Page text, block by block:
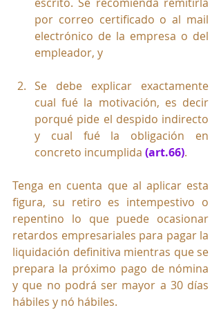
por correo certificado o al mail
electrónico de la empresa o del
empleador, y
Se debe explicar exactamente
cual fué la motivación, es decir
porqué pide el despido indirecto
y cual fué la obligación en
concreto incumplida (art.66).
Tenga en cuenta que al aplicar esta
figura, su retiro es intempestivo o
repentino lo que puede ocasionar
retardos empresariales para pagar la
liquidación definitiva mientras que se
prepara la próximo pago de nómina
y que no podrá ser mayor a 30 días
hábiles y nó hábiles.